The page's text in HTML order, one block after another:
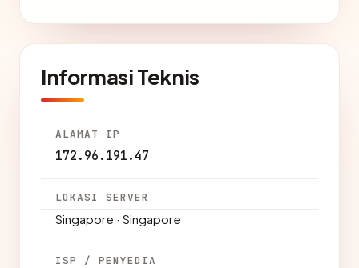
Informasi Teknis
ALAMAT IP
172.96.191.47
LOKASI SERVER
Singapore · Singapore
ISP / PENYEDIA